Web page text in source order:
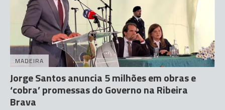
MADEIRA
Jorge Santos anuncia 5 milhões em obras e
‘cobra’ promessas do Governo na Ribeira
Brava